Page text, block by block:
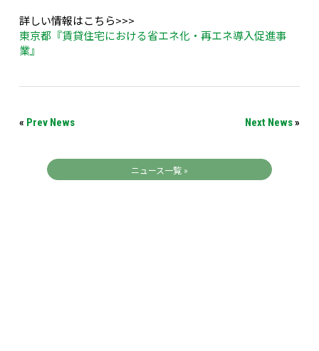
詳しい情報はこちら>>>
東京都『賃貸住宅における省エネ化・再エネ導入促進事
業』
« Prev News Next News»
ニュース一覧 »